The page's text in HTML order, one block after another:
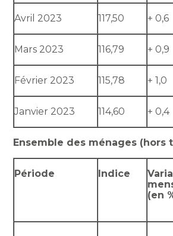
Avril 2023 117,50 + 0,6
Mars 2023 116,79 + 0,9
Février 2023 115,78 + 1,0
Janvier 2023 114,60 + 0,4
Ensemble des ménages (hors
Période Indice
(en